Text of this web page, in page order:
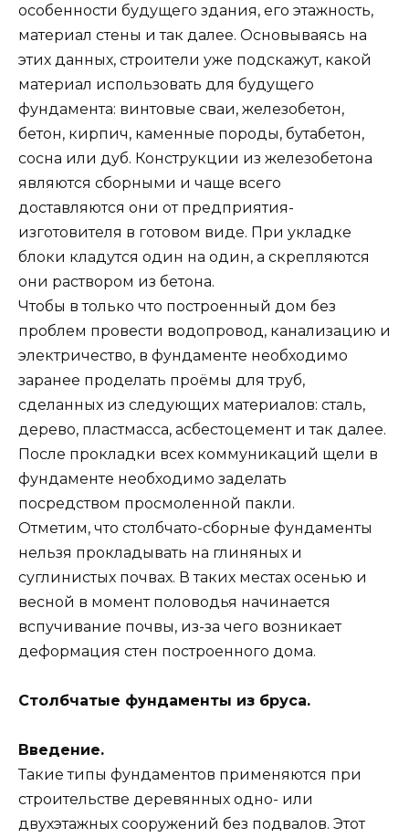
особенности будущего здания, его этажность,
материал стены и так далее. Основываясь на
этих данных, строители уже подскажут, какой
материал использовать для будущего
фундамента: винтовые сваи, железобетон,
бетон, кирпич, каменные породы, бутабетон,
сосна или дуб. Конструкции из железобетона
являются сборными и чаще всего
доставляются они от предприятия-
изготовителя в готовом виде. При укладке
блоки кладутся один на один, а скрепляются
они раствором из бетона.
Чтобы в только что построенный дом без
проблем провести водопровод, канализацию и
электричество, в фундаменте необходимо
заранее проделать проёмы для труб,
сделанных из следующих материалов: сталь,
дерево, пластмасса, асбестоцемент и так далее.
После прокладки всех коммуникаций щели в
фундаменте необходимо заделать
посредством просмоленной пакли.
Отметим, что столбчато-сборные фундаменты
нельзя прокладывать на глиняных и
суглинистых почвах. В таких местах осенью и
весной в момент половодья начинается
вспучивание почвы, из-за чего возникает
деформация стен построенного дома.
Столбчатые фундаменты из бруса.
Введение.
Такие типы фундаментов применяются при
строительстве деревянных одно- или
двухэтажных сооружений без подвалов. Этот